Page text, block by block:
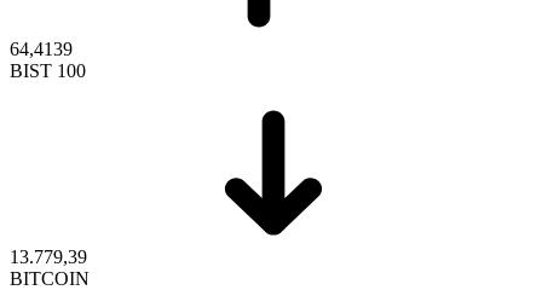
64,4139
BIST 100
13.779,39
BITCOIN